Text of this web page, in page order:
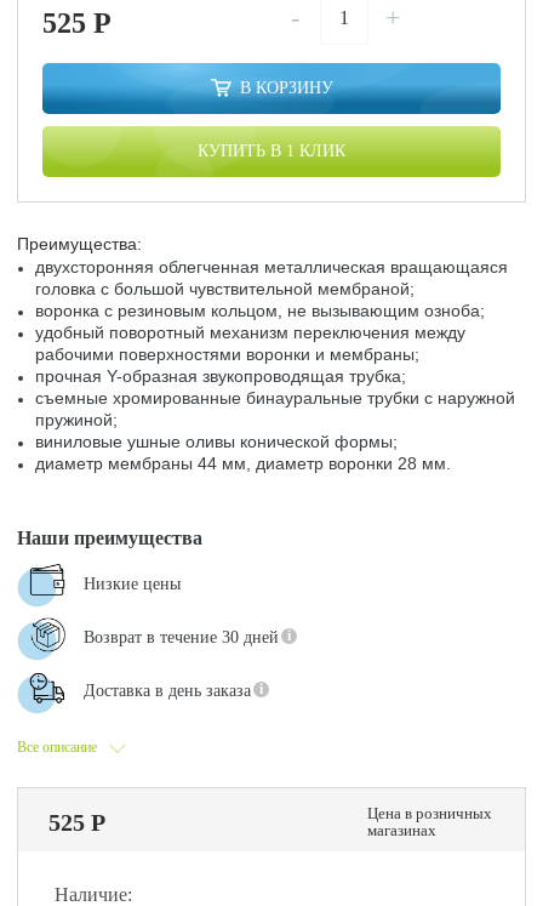
525P - +
В КОРЗИНУ
КУПИТЬ В 1 КЛИК
Преимущества:
двухсторонняя облегченная металлическая вращающаяся
головка с большой чувствительной мембраной;
воронка с резиновым кольцом, не вызывающим озноба;
удобный поворотный механизм переключения между
рабочими поверхностями воронки и мембраны;
прочная Y-образная звукопроводящая трубка;
съемные хромированные бинауральные трубки с наружной
пружиной;
виниловые ушные оливы конической формы;
диаметр мембраны 44 мм, диаметр воронки 28 мм.
Все описание
Наши преимущества
Низкие цены
Возврат в течение 30 дней
Доставка в день заказа
525 Р
Цена в розничных
магазинах
Наличие: